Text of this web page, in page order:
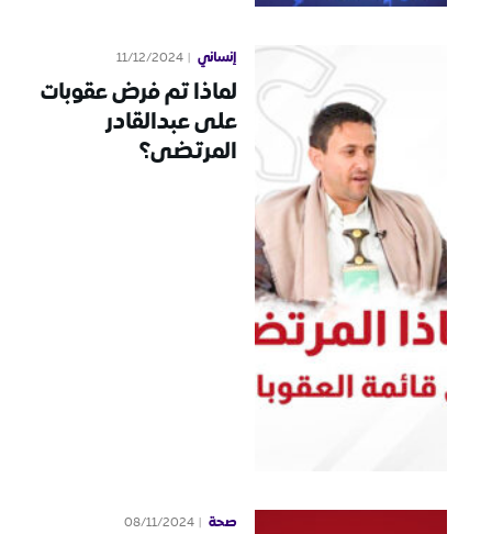
إنساني 11/12/2024
لماذا تم فرض عقوبات
على عبدالقادر
المرتضى؟
صحة 08/11/2024